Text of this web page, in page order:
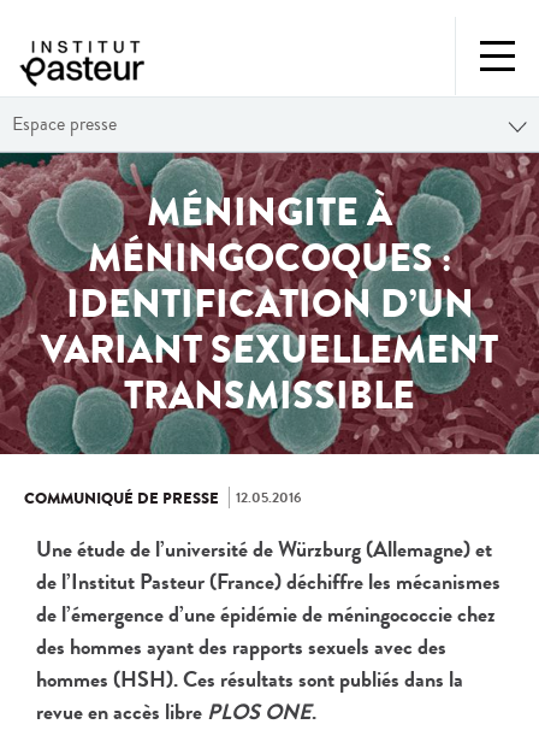
Espace presse
MÉNINGITE À
MÉNINGOCOQUES :
IDENTIFICATION D’UN
VARIANT SEXUELLEMENT
TRANSMISSIBLE
COMMUNIQUÉ DE PRESSE 12.05.2016
Une étude de l’université de Würzburg (Allemagne) et
de l’Institut Pasteur (France) déchiffre les mécanismes
de l’émergence d’une épidémie de méningococcie chez
des hommes ayant des rapports sexuels avec des
hommes (HSH). Ces résultats sont publiés dans la
revue en accès librePLOS ONE.